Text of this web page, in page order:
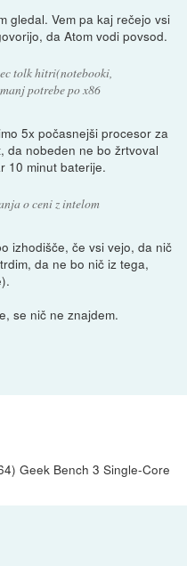
gledal. Vem pa kaj rečejo vsi
da Atom vodi povsod.
tolk hitri(notebooki,
potrebe po x86
5x počasnejši procesor za
da nobeden ne bo žrtvoval
10 minut baterije.
o ceni z intelom
izhodišče, če vsi vejo, da nič
da ne bo nič iz tega,
se nič ne znajdem.
Geek Bench 3 Single-Core